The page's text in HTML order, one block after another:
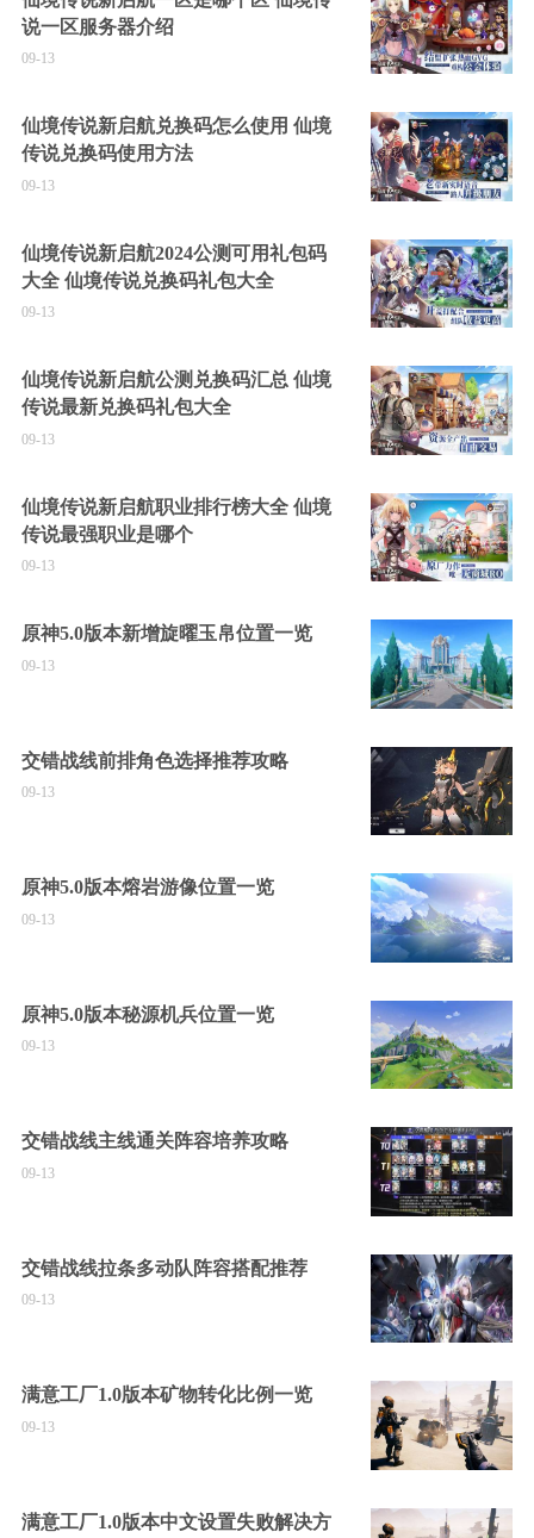
说一区服务器介绍
09-13
仙境传说新启航兑换码怎么使用 仙境
传说兑换码使用方法
09-13
仙境传说新启航2024公测可用礼包码
大全 仙境传说兑换码礼包大全
09-13
仙境传说新启航公测兑换码汇总 仙境
传说最新兑换码礼包大全
09-13
仙境传说新启航职业排行榜大全 仙境
传说最强职业是哪个
09-13
原神5.0版本新增旋曜玉帛位置一览
09-13
交错战线前排角色选择推荐攻略
09-13
原神5.0版本熔岩游像位置一览
09-13
原神5.0版本秘源机兵位置一览
09-13
交错战线主线通关阵容培养攻略
09-13
交错战线拉条多动队阵容搭配推荐
09-13
满意工厂1.0版本矿物转化比例一览
09-13
满意工厂1.0版本中文设置失败解决方